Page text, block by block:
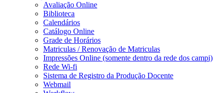
Avaliação Online
Biblioteca
Calendários
Catálogo Online
Grade de Horários
Matriculas / Renovação de Matriculas
Impressões Online (somente dentro da rede dos campi)
Rede Wi-fi
Sistema de Registro da Produção Docente
Webmail